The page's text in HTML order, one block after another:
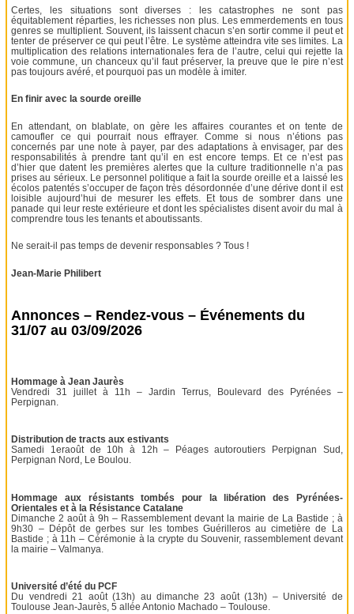
Certes, les situations sont diverses : les catastrophes ne sont pas
équitablement réparties, les richesses non plus. Les emmerdements en tous
genres se multiplient. Souvent, ils laissent chacun s’en sortir comme il peut et
tenter de préserver ce qui peut l’être. Le système atteindra vite ses limites. La
multiplication des relations internationales fera de l’autre, celui qui rejette la
voie commune, un chanceux qu’il faut préserver, la preuve que le pire n’est
pas toujours avéré, et pourquoi pas un modèle à imiter.
En finir avec la sourde oreille
En attendant, on blablate, on gère les affaires courantes et on tente de
camoufler ce qui pourrait nous effrayer. Comme si nous n’étions pas
concernés par une note à payer, par des adaptations à envisager, par des
responsabilités à prendre tant qu’il en est encore temps. Et ce n’est pas
d’hier que datent les premières alertes que la culture traditionnelle n’a pas
prises au sérieux. Le personnel politique a fait la sourde oreille et a laissé les
écolos patentés s’occuper de façon très désordonnée d’une dérive dont il est
loisible aujourd’hui de mesurer les effets. Et tous de sombrer dans une
panade qui leur reste extérieure et dont les spécialistes disent avoir du mal à
comprendre tous les tenants et aboutissants.
Ne serait-il pas temps de devenir responsables ? Tous !
Jean-Marie Philibert
Annonces – Rendez-vous – Événements du
31/07 au 03/09/2026
Hommage à Jean Jaurès
Vendredi 31 juillet à 11h – Jardin Terrus, Boulevard des Pyrénées –
Perpignan.
Distribution de tracts aux estivants
Samedi 1eraoût de 10h à 12h – Péages autoroutiers Perpignan Sud,
Perpignan Nord, Le Boulou.
Hommage aux résistants tombés pour la libération des Pyrénées-
Orientales et à la Résistance Catalane
Dimanche 2 août à 9h – Rassemblement devant la mairie de La Bastide ; à
9h30 – Dépôt de gerbes sur les tombes Guérilleros au cimetière de La
Bastide ; à 11h – Cérémonie à la crypte du Souvenir, rassemblement devant
la mairie – Valmanya.
Université d’été du PCF
Du vendredi 21 août (13h) au dimanche 23 août (13h) – Université de
Toulouse Jean-Jaurès, 5 allée Antonio Machado – Toulouse.